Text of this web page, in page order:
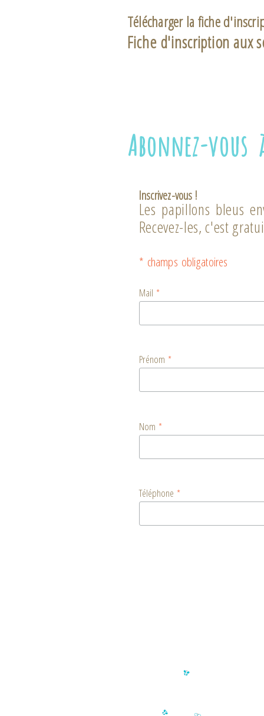
Télécharger la fiche
Fiche d'inscription aux
Abonnez-
Inscrivez-vous !
Les papillons bleus
Recevez-les, c'est
* champs obligatoires
Mail *
Prénom *
Nom *
Téléphone *